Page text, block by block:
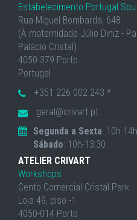
Estabelecimento Portugal Sou
Rua Miguel Bombarda, 648
(À maternidade Júlio Diniz -
Palácio Cristal)
4050-379 Porto
Portugal
+351 226 002 243 *
geral@crivart.pt
Segunda a Sexta: 10h-
Sábado: 10h-13:30
ATELIER CRIVART
Workshops
Cento Comercial Cristal Park
Loja 49, piso -1
4050-014 Porto